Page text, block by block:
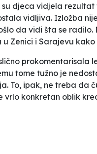
djeca vidjela
vidljiva. Izložba
da vidi šta se
Zenici i Sarajevu
prokomentarisala
tome tužno je
To, ipak, ne treba da
vrlo konkretan oblik